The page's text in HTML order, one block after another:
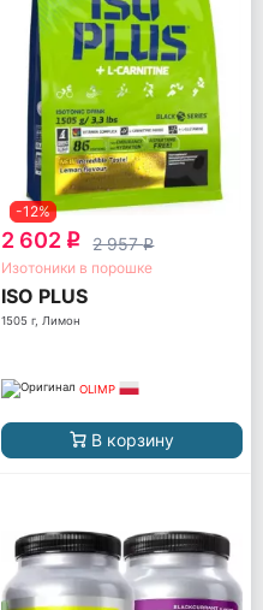
-12%
2 602 q 2 957q
Изотоники в порошке
ISO PLUS
1505 г, Лимон
OLIMP
В корзину